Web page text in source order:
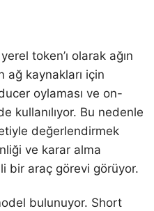
token’ı olarak ağın
ağ kaynakları için
oylaması ve on-
kullanılıyor. Bu nedenle
değerlendirmek
ve karar alma
bir araç görevi görüyor.
bulunuyor. Short